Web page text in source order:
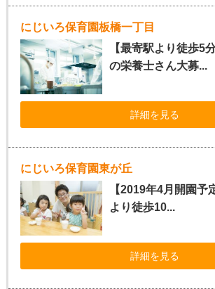
にじいろ保育園板橋一丁目
【最寄駅より徒歩5
の栄養士さん大募...
詳細を見る
にじいろ保育園東が丘
【2019年4月開園予
より徒歩10...
詳細を見る